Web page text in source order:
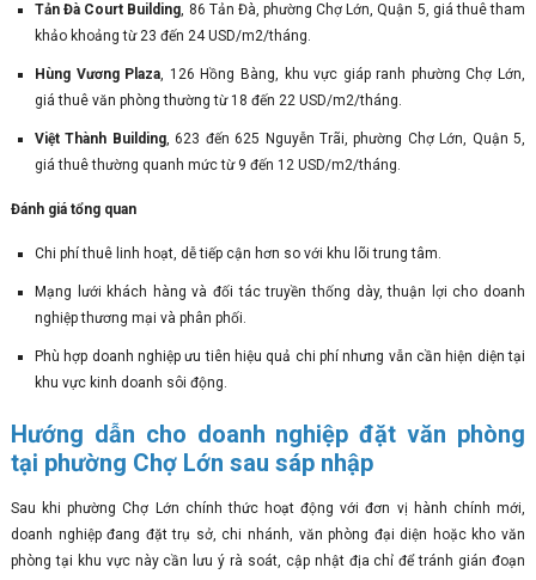
Tản Đà Court Building, 86 Tản Đà, phường Chợ Lớn, Quận 5, giá thuê tham
khảo khoảng từ 23 đến 24 USD/m2/tháng.
Hùng Vương Plaza, 126 Hồng Bàng, khu vực giáp ranh phường Chợ Lớn,
giá thuê văn phòng thường từ 18 đến 22 USD/m2/tháng.
Việt Thành Building, 623 đến 625 Nguyễn Trãi, phường Chợ Lớn, Quận 5,
giá thuê thường quanh mức từ 9 đến 12 USD/m2/tháng.
Đánh giá tổng quan
Chi phí thuê linh hoạt, dễ tiếp cận hơn so với khu lõi trung tâm.
Mạng lưới khách hàng và đối tác truyền thống dày, thuận lợi cho doanh
nghiệp thương mại và phân phối.
Phù hợp doanh nghiệp ưu tiên hiệu quả chi phí nhưng vẫn cần hiện diện tại
khu vực kinh doanh sôi động.
Hướng dẫn cho doanh nghiệp đặt văn phòng
tại phường Chợ Lớn sau sáp nhập
Sau khi phường Chợ Lớn chính thức hoạt động với đơn vị hành chính mới,
doanh nghiệp đang đặt trụ sở, chi nhánh, văn phòng đại diện hoặc kho văn
phòng tại khu vực này cần lưu ý rà soát, cập nhật địa chỉ để tránh gián đoạn